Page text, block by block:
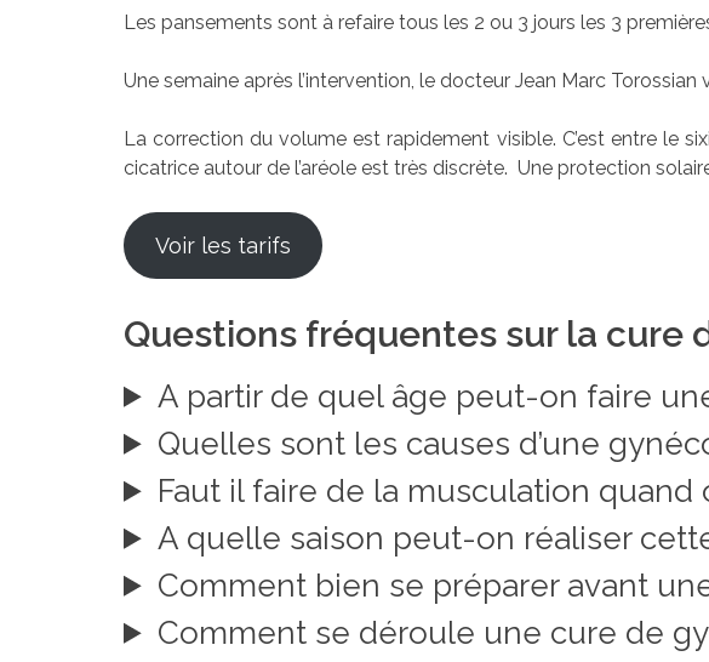
Les pansements sont à refaire tous les 2 ou 3 jours les 3
Une semaine après l’intervention, le docteur Jean Marc
La correction du volume est rapidement visible. C’est entre le
cicatrice autour de l’aréole est très discrète. Une protection
Voir les tarifs
Questions fréquentes sur la cure
A partir de quel âge peut-on faire
Quelles sont les causes d’une
Faut il faire de la musculation
A quelle saison peut-on réaliser
Comment bien se préparer avant
Comment se déroule une cure de